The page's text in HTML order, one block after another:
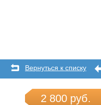
Вернуться к списку
2 800 руб.